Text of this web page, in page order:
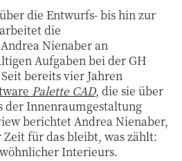
die Entwurfs- bis hin zur
die
Nienaber an
Aufgaben bei der GH
bereits vier Jahren
Palette CAD, die sie über
der Innenraumgestaltung
berichtet Andrea Nienaber,
für das bleibt, was zählt:
Interieurs.